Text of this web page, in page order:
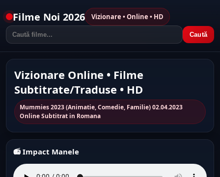
Filme Noi 2026 Vizionare • Online • HD
Caută
Vizionare Online • Filme
Subtitrate/Traduse • HD
Mummies 2023 (Animatie, Comedie, Familie) 02.04.2023
Online Subtitrat in Romana
📻 Impact Manele